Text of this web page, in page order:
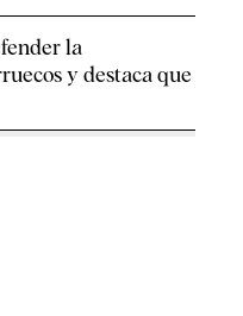
la
y destaca que